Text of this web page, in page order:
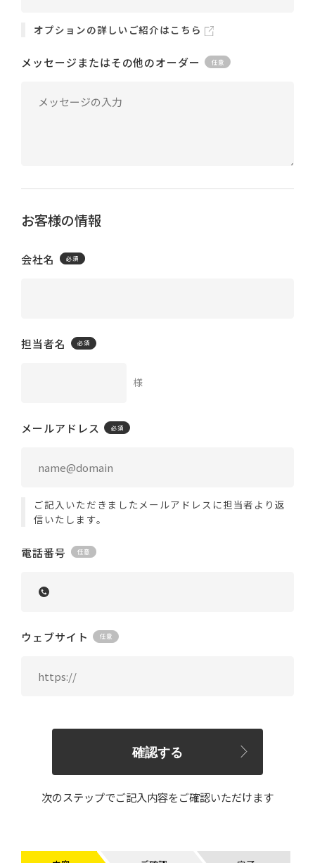
オプションの詳しいご紹介はこちら
メッセージまたはその他のオーダー
お客様の情報
会社名
担当者名
様
メールアドレス
ご記入いただきましたメールアドレスに担当者より返
信いたします。
電話番号
ウェブサイト
確認する
次のステップでご記入内容をご確認いただけます